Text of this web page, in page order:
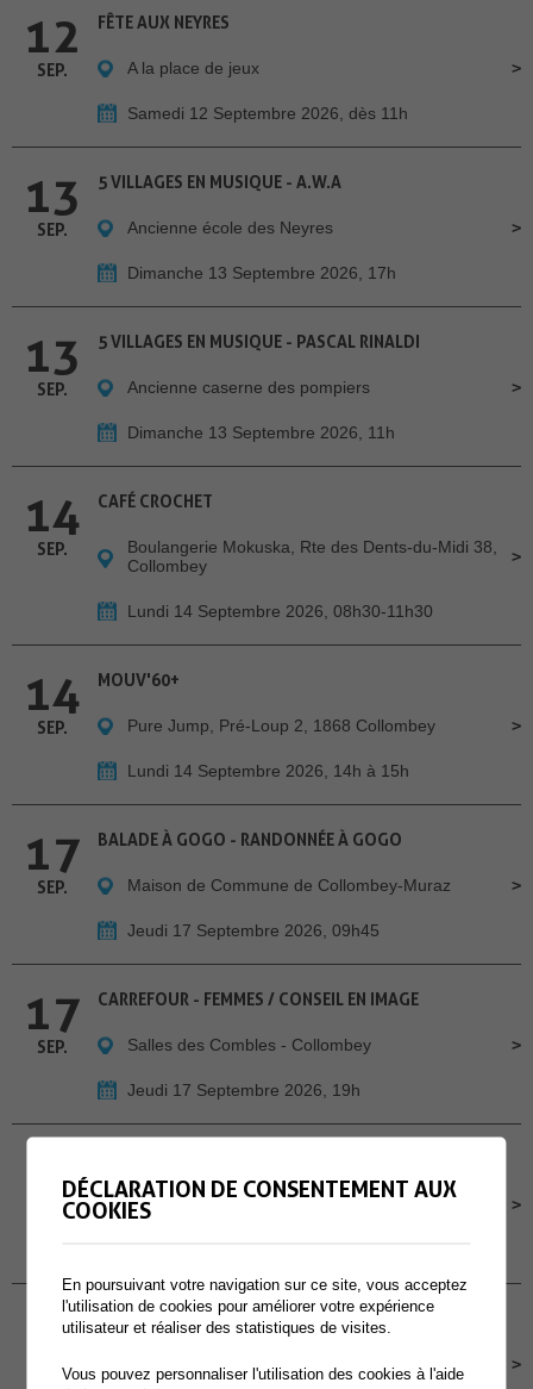
12
SEP.
FÊTE AUX NEYRES
A la place de jeux
Samedi 12 Septembre 2026, dès 11h
13
SEP.
5 VILLAGES EN MUSIQUE - A.W.A
Ancienne école des Neyres
Dimanche 13 Septembre 2026, 17h
13
SEP.
5 VILLAGES EN MUSIQUE - PASCAL RINALDI
Ancienne caserne des pompiers
Dimanche 13 Septembre 2026, 11h
14
SEP.
CAFÉ CROCHET
Boulangerie Mokuska, Rte des Dents-du-Midi 38,
Collombey
Lundi 14 Septembre 2026, 08h30-11h30
14
SEP.
MOUV'60+
Pure Jump, Pré-Loup 2, 1868 Collombey
Lundi 14 Septembre 2026, 14h à 15h
17
SEP.
BALADE À GOGO - RANDONNÉE À GOGO
Maison de Commune de Collombey-Muraz
Jeudi 17 Septembre 2026, 09h45
17
SEP.
CARREFOUR - FEMMES / CONSEIL EN IMAGE
Salles des Combles - Collombey
Jeudi 17 Septembre 2026, 19h
18
SEP. Cour de l'école primaire de Muraz
19
SEP.
CONCOURS POMPIERS PROTECTION RESPIRATOIRE
Site des Perraires
DÉCLARATION DE CONSENTEMENT AUX
COOKIES
En poursuivant votre navigation sur ce site, vous acceptez
l'utilisation de cookies pour améliorer votre expérience
utilisateur et réaliser des statistiques de visites.
Vous pouvez personnaliser l'utilisation des cookies à l'aide